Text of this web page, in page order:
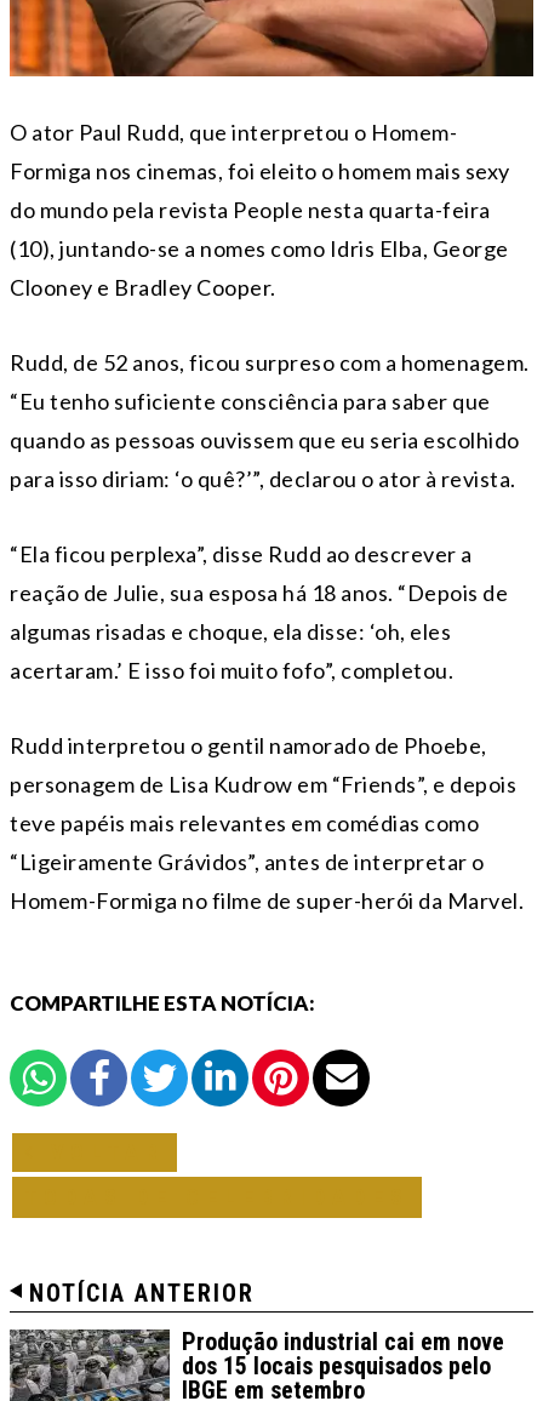
O ator Paul Rudd, que interpretou o Homem-
Formiga nos cinemas, foi eleito o homem mais sexy
do mundo pela revista People nesta quarta-feira
(10), juntando-se a nomes como Idris Elba, George
Clooney e Bradley Cooper.
Rudd, de 52 anos, ficou surpreso com a homenagem.
“Eu tenho suficiente consciência para saber que
quando as pessoas ouvissem que eu seria escolhido
para isso diriam: ‘o quê?’”, declarou o ator à revista.
“Ela ficou perplexa”, disse Rudd ao descrever a
reação de Julie, sua esposa há 18 anos. “Depois de
algumas risadas e choque, ela disse: ‘oh, eles
acertaram.’ E isso foi muito fofo”, completou.
Rudd interpretou o gentil namorado de Phoebe,
personagem de Lisa Kudrow em “Friends”, e depois
teve papéis mais relevantes em comédias como
“Ligeiramente Grávidos”, antes de interpretar o
Homem-Formiga no filme de super-herói da Marvel.
COMPARTILHE ESTA NOTÍCIA:
NOTÍCIA ANTERIOR
Produção industrial cai em nove
dos 15 locais pesquisados pelo
IBGE em setembro